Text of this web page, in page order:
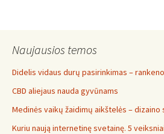
Naujausios temos
Didelis vidaus durų pasirinkimas –
CBD aliejaus nauda gyvūnams
Medinės vaikų žaidimų aikštelės – dizaino
Kuriu naują internetinę svetainę. 5